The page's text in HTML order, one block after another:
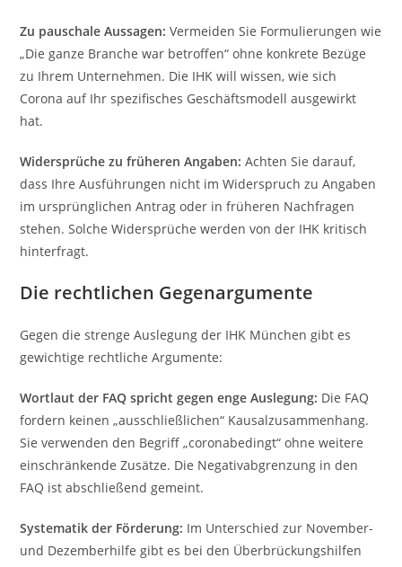
Zu pauschale Aussagen: Vermeiden Sie Formulierungen wie
„Die ganze Branche war betroffen“ ohne konkrete Bezüge
zu Ihrem Unternehmen. Die IHK will wissen, wie sich
Corona auf Ihr spezifisches Geschäftsmodell ausgewirkt
hat.
Widersprüche zu früheren Angaben: Achten Sie darauf,
dass Ihre Ausführungen nicht im Widerspruch zu Angaben
im ursprünglichen Antrag oder in früheren Nachfragen
stehen. Solche Widersprüche werden von der IHK kritisch
hinterfragt.
Die rechtlichen Gegenargumente
Gegen die strenge Auslegung der IHK München gibt es
gewichtige rechtliche Argumente:
Wortlaut der FAQ spricht gegen enge Auslegung: Die FAQ
fordern keinen „ausschließlichen“ Kausalzusammenhang.
Sie verwenden den Begriff „coronabedingt“ ohne weitere
einschränkende Zusätze. Die Negativabgrenzung in den
FAQ ist abschließend gemeint.
Systematik der Förderung: Im Unterschied zur November-
und Dezemberhilfe gibt es bei den Überbrückungshilfen